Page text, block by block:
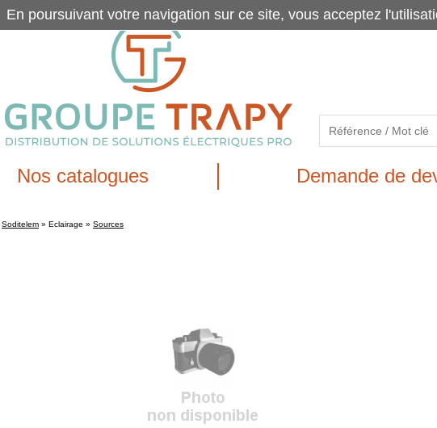
Nos catalogues Demande de
Soditelem » Eclairage » Sources
En poursuivant votre navigation sur ce site, vous acceptez